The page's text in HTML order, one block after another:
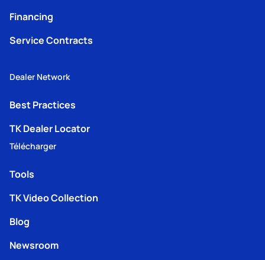
Financing
Service Contracts
Dealer Network
Best Practices
TK Dealer Locator
Télécharger
Tools
TK Video Collection
Blog
Newsroom